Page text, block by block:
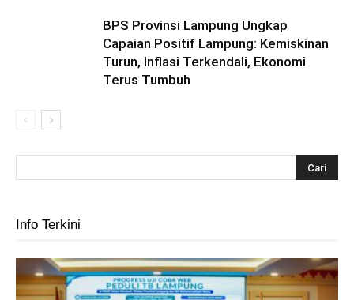
BPS Provinsi Lampung Ungkap
Capaian Positif Lampung: Kemiskinan
Turun, Inflasi Terkendali, Ekonomi
Terus Tumbuh
Info Terkini